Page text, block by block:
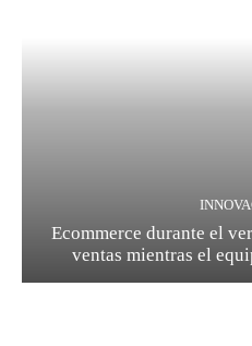
Ecommerce durante el
ventas mientras el